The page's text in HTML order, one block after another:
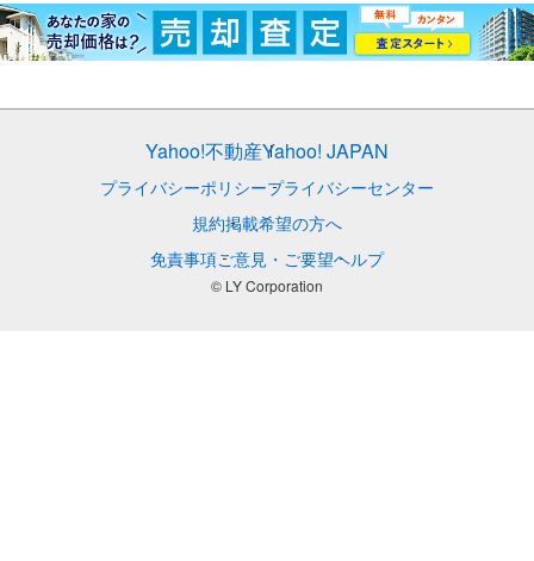
Yahoo!不動産Yahoo! JAPAN
プライバシーポリシープライバシーセンター
規約掲載希望の方へ
免責事項ご意見・ご要望ヘルプ
© LY Corporation